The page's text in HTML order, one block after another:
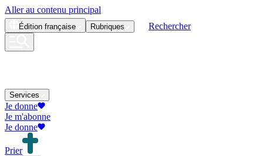
Aller au contenu principal
Édition française Rubriques Rechercher
Services
Je donne
Je m'abonne
Je donne
Prier